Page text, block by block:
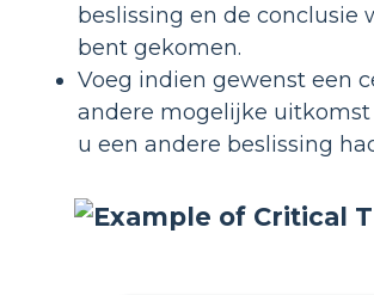
beslissing en de conclusie
bent gekomen.
Voeg indien gewenst een
andere mogelijke
u een andere beslissing